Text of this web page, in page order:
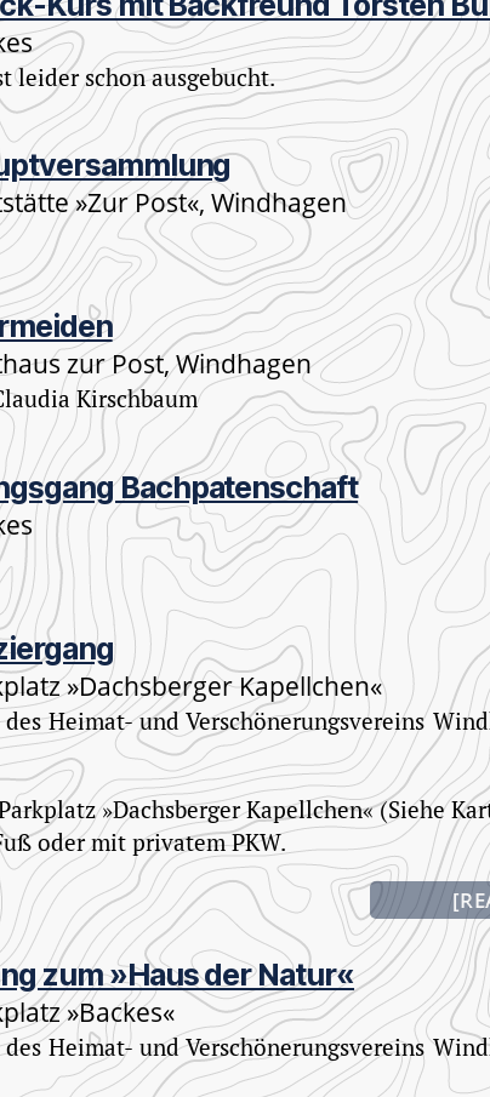
leider schon ausgebucht.
»Zur Post«, Windhagen
zur Post, Windhagen
Kirschbaum
Bachpatenschaft
»Dachsberger Kapellchen«
Heimat- und Verschönerungsvereins
»Dachsberger Kapellchen« (Siehe
oder mit privatem PKW.
zum »Haus der Natur«
»Backes«
Heimat- und Verschönerungsvereins